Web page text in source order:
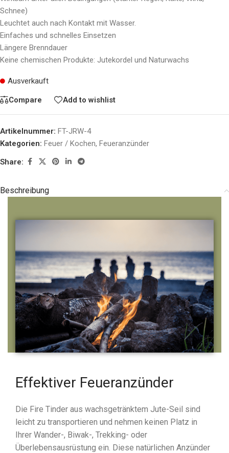
Schnee)
Leuchtet auch nach Kontakt mit Wasser.
Einfaches und schnelles Einsetzen
Längere Brenndauer
Keine chemischen Produkte: Jutekordel und Naturwachs
Ausverkauft
Compare Add to wishlist
Artikelnummer: FT-JRW-4
Kategorien: Feuer / Kochen, Feueranzünder
Share:
Beschreibung
Effektiver Feueranzünder
Die Fire Tinder aus wachsgetränktem Jute-Seil sind
leicht zu transportieren und nehmen keinen Platz in
Ihrer Wander-, Biwak-, Trekking- oder
Überlebensausrüstung ein. Diese natürlichen Anzünder